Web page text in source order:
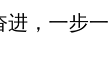
一步一